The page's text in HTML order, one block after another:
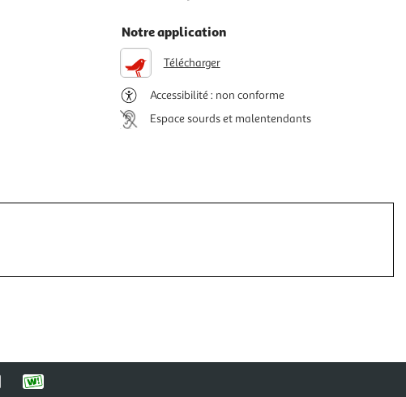
Notre application
Télécharger
Accessibilité : non conforme
Espace sourds et malentendants